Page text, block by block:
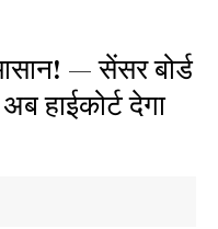
— सेंसर बोर्ड
हाईकोर्ट देगा